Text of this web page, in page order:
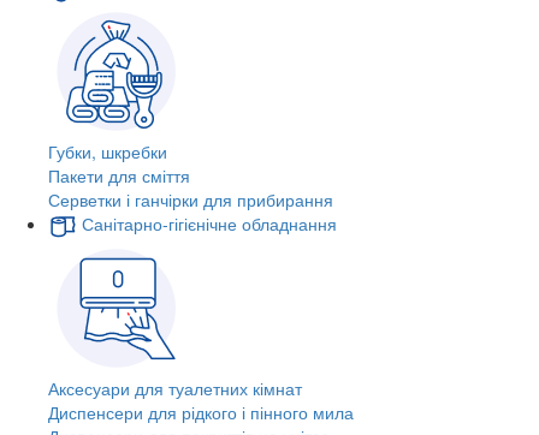
Губки, шкребки
Пакети для сміття
Серветки і ганчірки для прибирання
Санітарно-гігієнічне обладнання
Аксесуари для туалетних кімнат
Диспенсери для рідкого і пінного мила